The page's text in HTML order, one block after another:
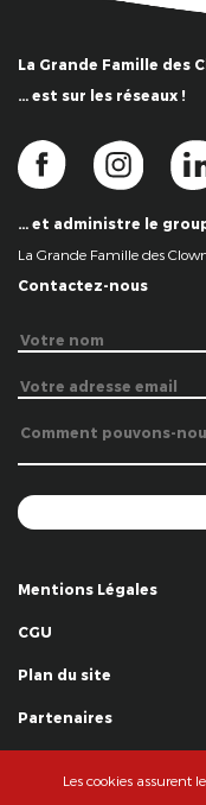
La Grande Famille des
… est sur les réseaux !
… et administre le
La Grande Famille des
Contactez-nous
Mentions Légales
CGU
Plan du site
Partenaires
Les cookies assurent